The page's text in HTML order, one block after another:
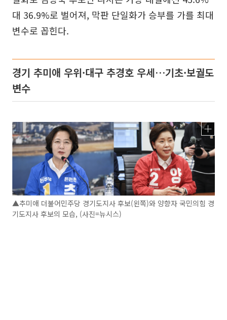
대 36.9%로 벌어져, 막판 단일화가 승부를 가를 최대
변수로 꼽힌다.
경기 추미애 우위·대구 추경호 우세…기초·보궐도
변수
▲추미애 더불어민주당 경기도지사 후보(왼쪽)와 양향자 국민의힘 경
기도지사 후보의 모습, (사진=뉴시스)